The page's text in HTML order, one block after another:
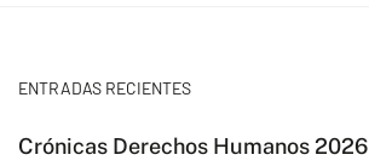
entradas
ENTRADAS RECIENTES
Crónicas Derechos Humanos 2026